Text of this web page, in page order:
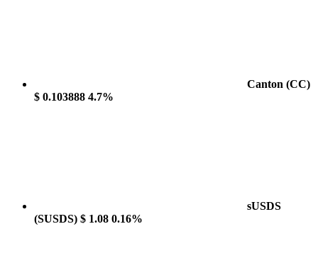
Canton (CC)
$ 0.103888 4.7%
sUSDS
(SUSDS) $ 1.08 0.16%